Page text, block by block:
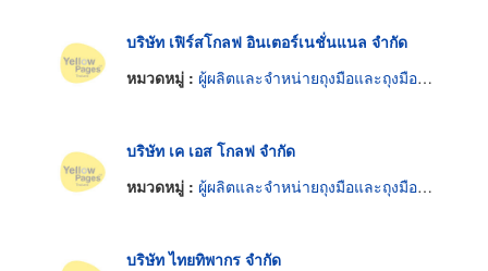
บริษัท เฟิร์สโกลฟ อินเตอร์เนชั่นแนล จำกัด
หมวดหมู่ : ผู้ผลิตและจำหน่ายถุงมือและถุงมือยาง
บริษัท เค เอส โกลฟ จำกัด
หมวดหมู่ : ผู้ผลิตและจำหน่ายถุงมือและถุงมือยาง
บริษัท ไทยทิพากร จำกัด